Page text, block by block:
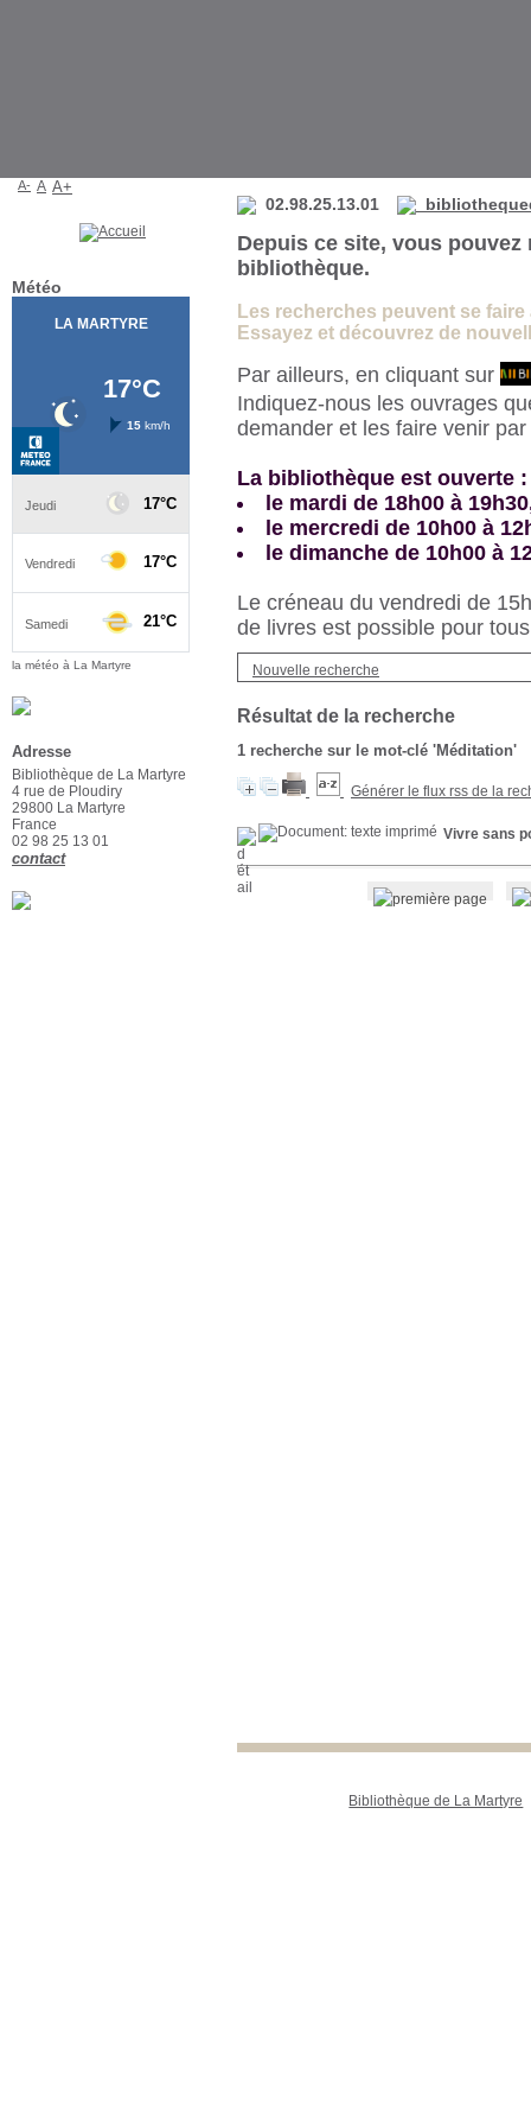
Les recherches peuvent se
Essayez et découvrez de
Par ailleurs, en cliquant sur
Indiquez-nous les ouvrages
demander et les faire venir
La bibliothèque est ouverte :
le mardi de 18h00 à
le mercredi de 10h00 à
le dimanche de 10h00 à
Le créneau du vendredi de
de livres est possible pour
Nouvelle recherche
Résultat de la recherche
1 recherche sur le mot-clé 'Méditation'
Générer le flux rss de la
Vivre sans
Bibliothèque de La Martyre
02.98.25.13.01
Depuis ce site, vous
bibliothèque.
A- A A+
Météo
la météo à La Martyre
Adresse
Bibliothèque de La Martyre
4 rue de Ploudiry
29800 La Martyre
France
02 98 25 13 01
contact